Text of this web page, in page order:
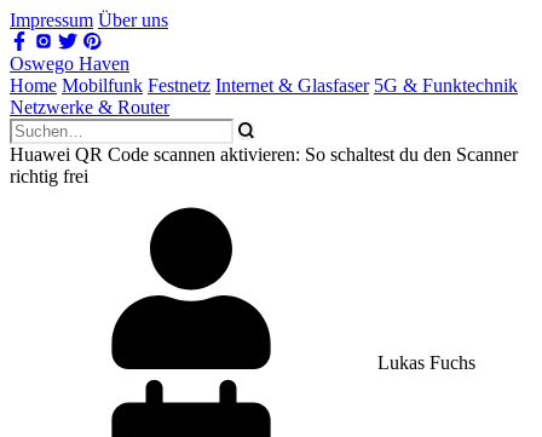
Impressum Über uns
Oswego Haven
Home Mobilfunk Festnetz Internet & Glasfaser 5G & Funktechnik
Netzwerke & Router
Huawei QR Code scannen aktivieren: So schaltest du den Scanner
richtig frei
Lukas Fuchs